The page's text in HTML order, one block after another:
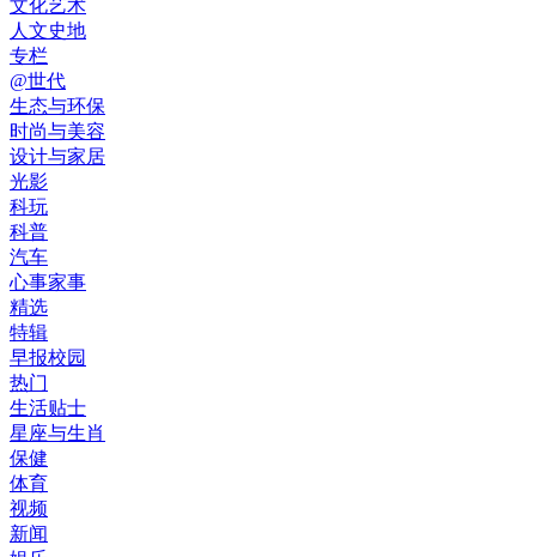
文化艺术
人文史地
专栏
@世代
生态与环保
时尚与美容
设计与家居
光影
科玩
科普
汽车
心事家事
精选
特辑
早报校园
热门
生活贴士
星座与生肖
保健
体育
视频
新闻